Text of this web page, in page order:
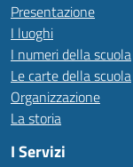
Presentazione
I luoghi
I numeri della scuola
Le carte della scuola
Organizzazione
La storia
I Servizi